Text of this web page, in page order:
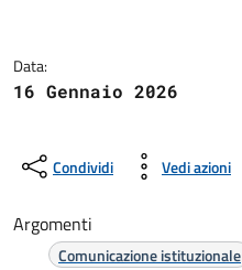
Data:
16 Gennaio 2026
Condividi Vedi azioni
Argomenti
Comunicazione istituzionale